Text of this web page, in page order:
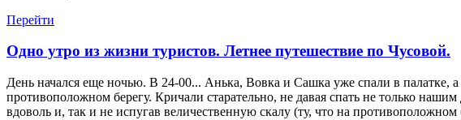
Перейти
Одно утро из жизни туристов. Летнее путешествие по Чусовой.
День начался еще ночью. В 24-00... Анька, Вовка и Сашка уже спали в
противоположном берегу. Кричали старательно, не давая спать не только
вдоволь и, так и не испугав величественную скалу (ту, что на